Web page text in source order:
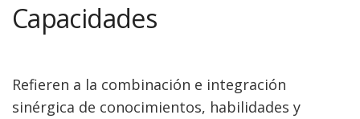
Capacidades
Refieren a la combinación e integración
sinérgica de conocimientos, habilidades y